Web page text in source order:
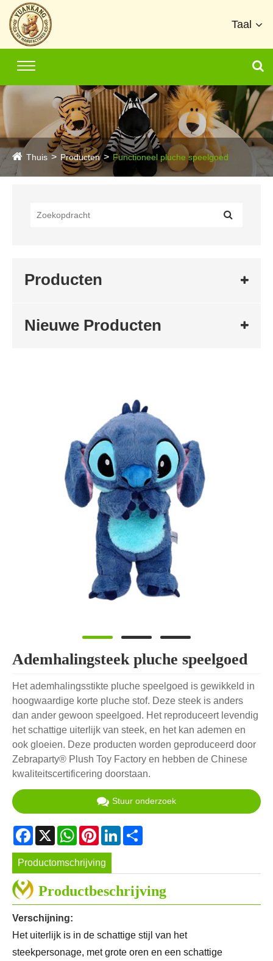
Taal
Thuis Producten Functioneel pluche speelgoed
Producten
Nieuwe Producten
Ademhalingsteek pluche speelgoed
Het ademhalingsstikte pluche speelgoed is gewikkeld in
hoogwaardige korte pluche stof. Deze steek is anders
dan ander gewoon speelgoed. Het reproduceert levendig
het schattige uiterlijk van steek, en het kan ademen en
ook gloeien. Deze producten worden geproduceerd door
Zebraparty® Plush Toy Factory en hebben de Chinese
kwaliteitscertificering doorstaan.
Stuur onderzoek
Facebook
X WhatsApp
PinterestLinkedIn
Productomschrijving
Productbeschrijving
Verschijning:
Het uiterlijk is in de schattige stijl van het
steekpersonage, met grote oren en een schattige